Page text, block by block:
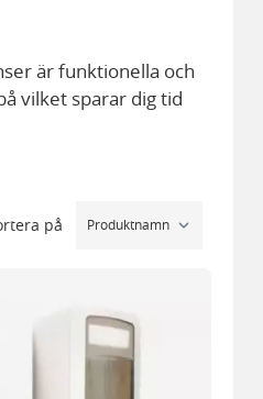
ärfunktionella och
vilket sparar dig tid
har givetvis även
på